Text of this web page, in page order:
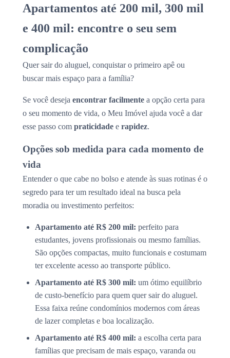
Apartamentos até 200 mil, 300 mil
e 400 mil: encontre o seu sem
complicação
Quer sair do aluguel, conquistar o primeiro apê ou
buscar mais espaço para a família?
Se você deseja encontrar facilmente a opção certa para
o seu momento de vida, o Meu Imóvel ajuda você a dar
esse passo com praticidade e rapidez.
Opções sob medida para cada momento de
vida
Entender o que cabe no bolso e atende às suas rotinas é o
segredo para ter um resultado ideal na busca pela
moradia ou investimento perfeitos:
Apartamento até R$ 200 mil: perfeito para
estudantes, jovens profissionais ou mesmo famílias.
São opções compactas, muito funcionais e costumam
ter excelente acesso ao transporte público.
Apartamento até R$ 300 mil: um ótimo equilíbrio
de custo-benefício para quem quer sair do aluguel.
Essa faixa reúne condomínios modernos com áreas
de lazer completas e boa localização.
Apartamento até R$ 400 mil: a escolha certa para
famílias que precisam de mais espaço, varanda ou